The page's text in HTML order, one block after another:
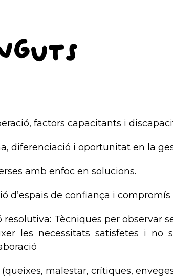
factors capacitants i
diferenciació i oportunitat en la
amb enfoc en solucions.
d’espais de confiança i compromís
Tècniques per observar
les necessitats satisfetes i
malestar, crítiques,